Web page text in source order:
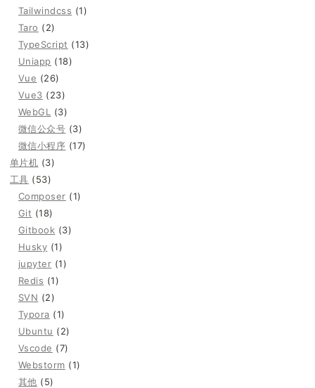
Tailwindcss (1)
Taro (2)
TypeScript (13)
Uniapp (18)
Vue (26)
Vue3 (23)
WebGL
(3)
微信公众号 (3)
微信小程序 (17)
单片机 (3)
工具 (53)
Composer (1)
Git (18)
Gitbook (3)
Husky (1)
jupyter (1)
Redis (1)
SVN (2)
Typora (1)
Ubuntu (2)
Vscode (7)
Webstorm (1)
其他 (5)